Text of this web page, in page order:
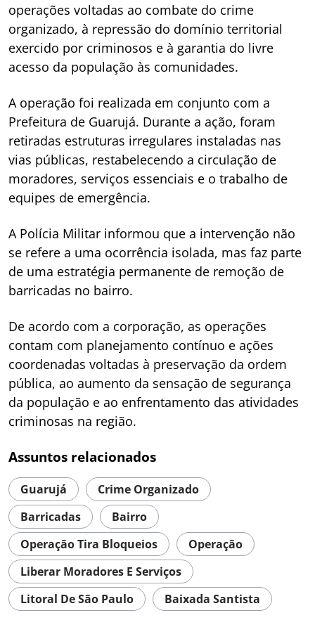
operações voltadas ao combate do crime
organizado, à repressão do domínio territorial
exercido por criminosos e à garantia do livre
acesso da população às comunidades.
A operação foi realizada em conjunto com a
Prefeitura de Guarujá. Durante a ação, foram
retiradas estruturas irregulares instaladas nas
vias públicas, restabelecendo a circulação de
moradores, serviços essenciais e o trabalho de
equipes de emergência.
A Polícia Militar informou que a intervenção não
se refere a uma ocorrência isolada, mas faz parte
de uma estratégia permanente de remoção de
barricadas no bairro.
De acordo com a corporação, as operações
contam com planejamento contínuo e ações
coordenadas voltadas à preservação da ordem
pública, ao aumento da sensação de segurança
da população e ao enfrentamento das atividades
criminosas na região.
Assuntos relacionados
Guarujá
Crime Organizado
Barricadas
Bairro
Operação Tira Bloqueios
Operação
Liberar Moradores E Serviços
Litoral De São Paulo
Baixada Santista